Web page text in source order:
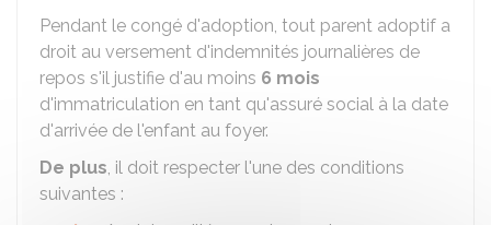
Pendant le congé d'adoption, tout parent adoptif a
droit au versement d'indemnités journalières de
repos s'il justifie d'au moins 6 mois
d'immatriculation en tant qu'assuré social à la date
d'arrivée de l'enfant au foyer.
De plus, il doit respecter l'une des conditions
suivantes :